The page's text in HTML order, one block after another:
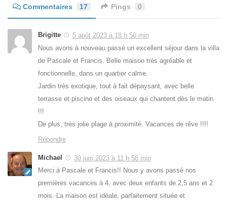
Commentaires 17 Pings 0
Brigitte
5 août 2023 à 18 h 50 min
Nous avons à nouveau passé un excellent séjour dans la villa
de Pascale et Francis. Belle maison très agréable et
fonctionnelle, dans un quartier calme.
Jardin très exotique, tout à fait dépaysant, avec belle
terrasse et piscine et des oiseaux qui chantent dès le matin
!!!
De plus, très jolie plage à proximité. Vacances de rêve !!!!
Répondre
Michael
30 juin 2023 à 11 h 58 min
Merci à Pascale et Francis!! Nous y avons passé nos
premières vacances à 4, avec deux enfants de 2,5 ans et 2
mois. La maison est idéale, parfaitement située et